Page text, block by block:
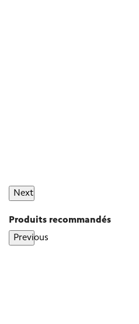
Next
Produits recommandés
Previous